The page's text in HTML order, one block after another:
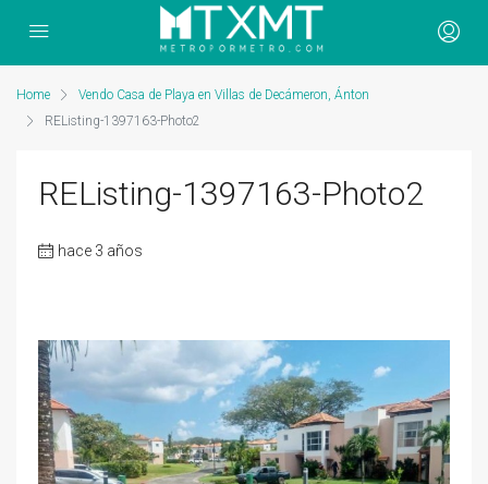
Home
Vendo Casa de Playa en Villas de Decámeron, Ánton
REListing-1397163-Photo2
REListing-1397163-Photo2
hace 3 años